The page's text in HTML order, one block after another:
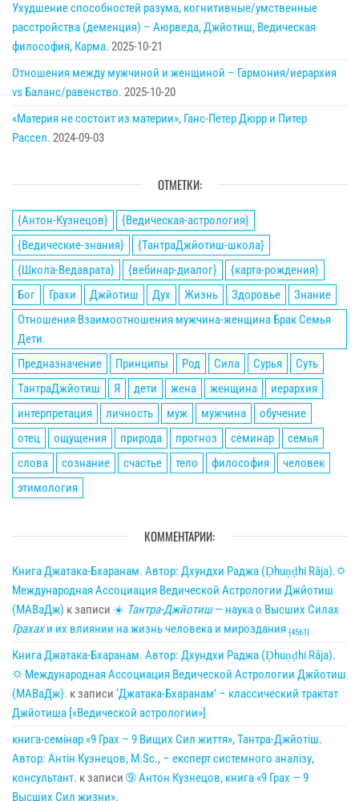
Ухудшение способностей разума, когнитивные/умственные
расстройства (деменция) – Аюрведа, Джйотиш, Ведическая
философия, Карма. 2025-10-21
Отношения между мужчиной и женщиной – Гармония/иерархия
vs Баланс/равенство. 2025-10-20
«Материя не состоит из материи», Ганс-Петер Дюрр и Питер
Рассел. 2024-09-03
ОТМЕТКИ:
{Антон-Кузнецов}
{Ведическая-астрология}
{Ведические-знания}
{ТантраДжйотиш-школа}
{Школа-Ведаврата}
{вебинар-диалог}
{карта-рождения}
Бог
Грахи Джйотиш Дух Жизнь Здоровье
Знание
Отношения Взаимоотношения мужчина-женщина Брак Семья
Дети.
Предназначение
Принципы Род Сила Сурья
Суть
ТантраДжйотиш
Я дети жена женщина
иерархия
интерпретация
личность муж мужчина
обучение
отец
ощущения природа прогноз семинар
семья
слова
сознание счастье тело философия
человек
этимология
КОММЕНТАРИИ:
Книга Джатака-Бхаранам. Автор: Дхундхи Раджа (Ḍhuṇḍhi Rāja).🌣
Международная Ассоциация Ведической Астрологии Джйотиш
(МАВаДж) к записи ☀ Тантра-Джйотиш— наука о Высших Силах
Грахахи их влиянии на жизнь человека и мироздания {4561}
Книга Джатака-Бхаранам. Автор: Дхундхи Раджа (Ḍhuṇḍhi Rāja).
🌣 Международная Ассоциация Ведической Астрологии Джйотиш
(МАВаДж). к записи ‘Джатака-Бхаранам’ – классический трактат
Джйотиша [«Ведической астрологии»]
книга-семінар «9 Грах – 9 Вищих Сил життя», Тантра-Джйотіш.
Автор: Антін Кузнецов, M.Sc., – експерт системного аналізу,
консультант. к записи ➈ Антон Кузнецов, книга «9 Грах — 9
Высших Сил жизни».